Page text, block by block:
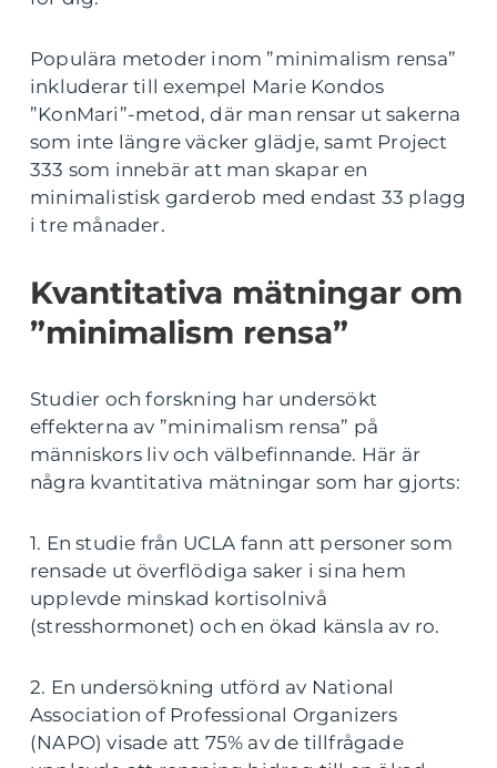
Populära metoder inom ”minimalism rensa”
inkluderar till exempel Marie Kondos
”KonMari”-metod, där man rensar ut sakerna
som inte längre väcker glädje, samt Project
333 som innebär att man skapar en
minimalistisk garderob med endast 33 plagg
i tre månader.
Kvantitativa mätningar om
”minimalism rensa”
Studier och forskning har undersökt
effekterna av ”minimalism rensa” på
människors liv och välbefinnande. Här är
några kvantitativa mätningar som har gjorts:
1. En studie från UCLA fann att personer som
rensade ut överflödiga saker i sina hem
upplevde minskad kortisolnivå
(stresshormonet) och en ökad känsla av ro.
2. En undersökning utförd av National
Association of Professional Organizers
(NAPO) visade att 75% av de tillfrågade